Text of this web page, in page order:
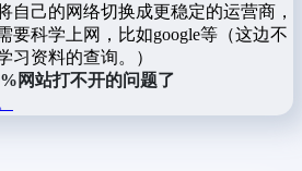
自己的网络切换成更稳定的运营商，
要科学上网，比如google等（这边不
习资料的查询。）
网站打不开的问题了